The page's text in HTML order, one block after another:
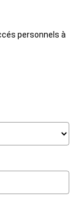
personnels à